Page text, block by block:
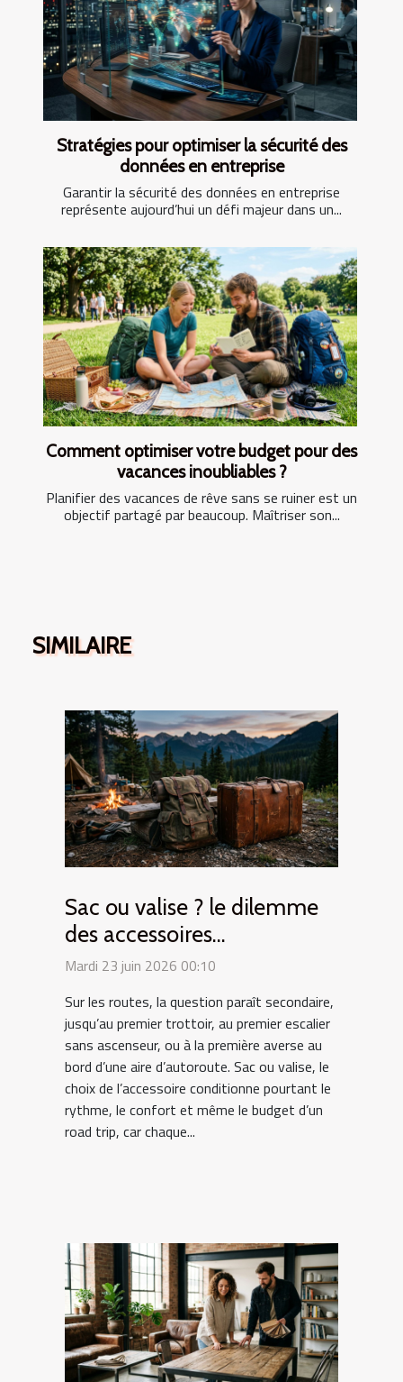
Stratégies pour optimiser la sécurité des
données en entreprise
Garantir la sécurité des données en entreprise
représente aujourd’hui un défi majeur dans un...
Comment optimiser votre budget pour des
vacances inoubliables ?
Planifier des vacances de rêve sans se ruiner est un
objectif partagé par beaucoup. Maîtriser son...
SIMILAIRE
Sac ou valise ? le dilemme
des accessoires
indispensables en road trip
Mardi 23 juin 2026 00:10
Sur les routes, la question paraît secondaire,
jusqu’au premier trottoir, au premier escalier
sans ascenseur, ou à la première averse au
bord d’une aire d’autoroute. Sac ou valise, le
choix de l’accessoire conditionne pourtant le
rythme, le confort et même le budget d’un
road trip, car chaque...